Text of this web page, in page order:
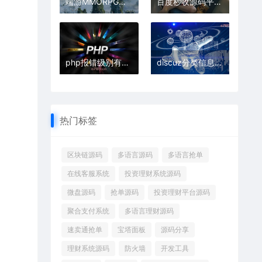
php报错级别有哪些 discuz分类信息模版调用变量
热门标签
区块链源码 多语言源码 多语言抢单
在线客服系统 投资理财系统源码
微盘源码 抢单源码 投资理财平台源码
聚合支付系统 多语言理财源码
速卖通抢单 宝塔面板 源码分享
理财系统源码 防火墙 开发工具